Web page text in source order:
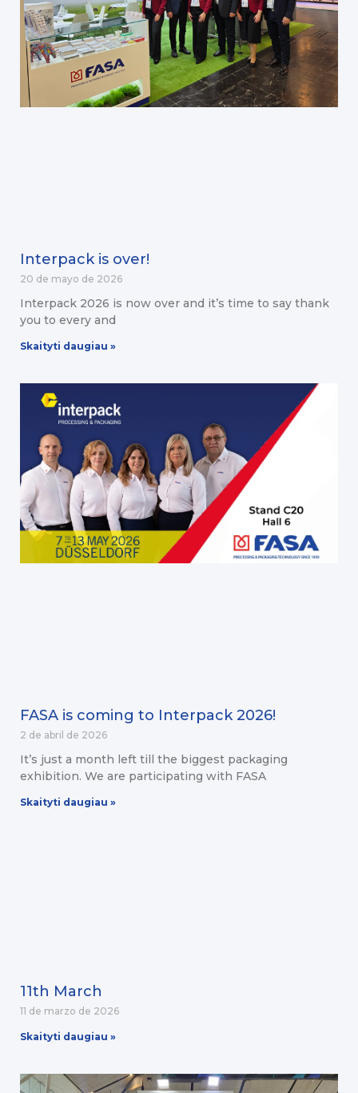
Interpack is over!
20 de mayo de 2026
Interpack 2026 is now over and it’s time to say thank
you to every and
Skaityti daugiau »
FASA is coming to Interpack 2026!
2 de abril de 2026
It’s just a month left till the biggest packaging
exhibition. We are participating with FASA
Skaityti daugiau »
11th March
11 de marzo de 2026
Skaityti daugiau »